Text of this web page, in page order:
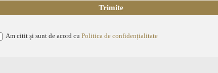
Am citit și sunt de acord cu Politica de confidențialitate